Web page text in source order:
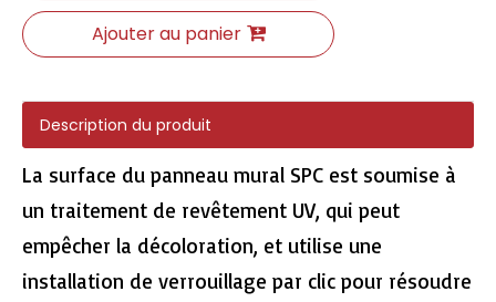
Ajouter au panier
Description du produit
La surface du panneau mural SPC est soumise à
un traitement de revêtement UV, qui peut
empêcher la décoloration, et utilise une
installation de verrouillage par clic pour résoudre